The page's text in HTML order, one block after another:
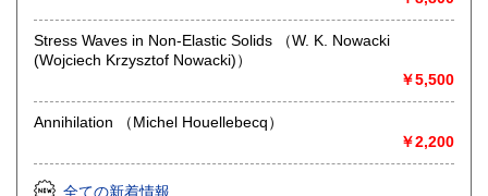
Stress Waves in Non-Elastic Solids （W. K. Nowacki
(Wojciech Krzysztof Nowacki)）
￥5,500
Annihilation （Michel Houellebecq）
￥2,200
全ての新着情報